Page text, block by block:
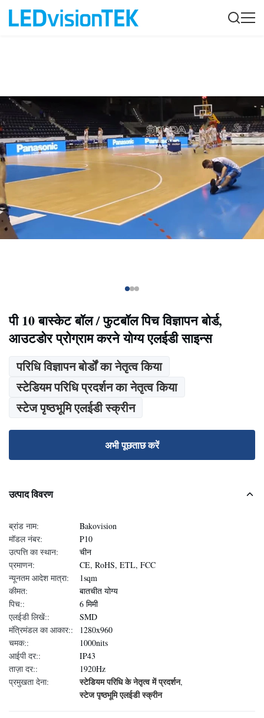
पी 10 बास्केट बॉल / फुटबॉल पिच विज्ञापन बोर्ड,
आउटडोर प्रोग्राम करने योग्य एलईडी साइन्स
परिधि विज्ञापन बोर्डों का नेतृत्व किया
स्टेडियम परिधि प्रदर्शन का नेतृत्व किया
स्टेज पृष्ठभूमि एलईडी स्क्रीन
अभी पूछताछ करें
उत्पाद विवरण
ब्रांड नाम:
Bakovision
मॉडल नंबर:
P10
उत्पत्ति का स्थान:
चीन
प्रमाणन:
CE, RoHS, ETL, FCC
न्यूनतम आदेश मात्रा:
1sqm
कीमत:
बातचीत योग्य
पिच::
6 मिमी
एलईडी लिखें::
SMD
मंत्रिमंडल का आकार::
1280x960
चमक::
1000nits
आईपी दर::
IP43
ताज़ा दर::
1920Hz
प्रमुखता देना:
स्टेडियम परिधि के नेतृत्व में प्रदर्शन,
स्टेज पृष्ठभूमि एलईडी स्क्रीन